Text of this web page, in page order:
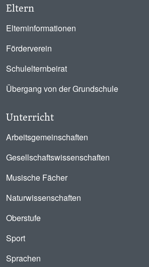
Eltern
Elterninformationen
Förderverein
Schulelternbeirat
Übergang von der Grundschule
Unterricht
Arbeitsgemeinschaften
Gesellschaftswissenschaften
Musische Fächer
Naturwissenschaften
Oberstufe
Sport
Sprachen